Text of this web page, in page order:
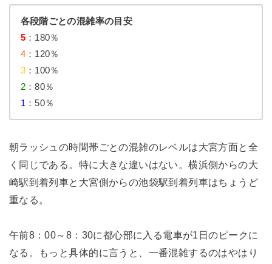
各段階ごとの混雑率の目安
5：180％
4：120％
3：100％
2：80％
1 ：50％
朝ラッシュの時間帯ごとの混雑のレベルは大宮方面と全
く同じである。特に大きな違いはない。横浜側からの大
崎駅到着列車と大宮側からの池袋駅到着列車はちょうど
重なる。
午前8：00～8：30に都心部に入る電車が1日のピークに
なる。もっと具体的に言うと、一番混雑するのはやはり